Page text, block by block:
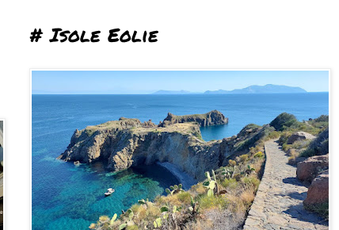
# Isole Eolie